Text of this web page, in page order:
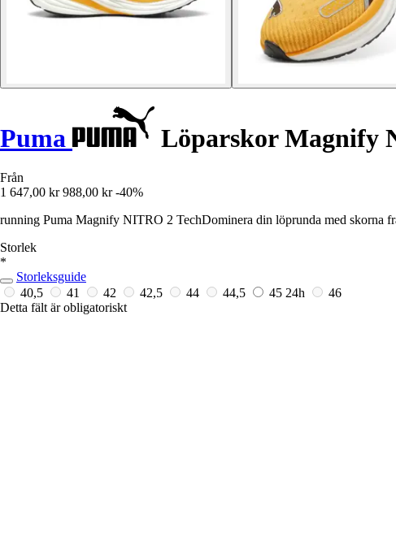
Puma Löparskor Magnify
Från
1 647,00 kr 988,00 kr -40%
running Puma Magnify NITRO 2 TechDominera din löprunda med
Storlek
*
Storleksguide
40,5
41 42 42,5 44 44,5 45 24h
46
Detta fält är obligatoriskt